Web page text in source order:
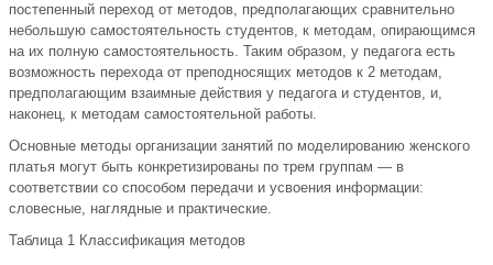
постепенный переход от методов, предполагающих сравнительно
небольшую самостоятельность студентов, к методам, опирающимся
на их полную самостоятельность. Таким образом, у педагога есть
возможность перехода от преподносящих методов к 2 методам,
предполагающим взаимные действия у педагога и студентов, и,
наконец, к методам самостоятельной работы.
Основные методы организации занятий по моделированию женского
платья могут быть конкретизированы по трем группам — в
соответствии со способом передачи и усвоения информации:
словесные, наглядные и практические.
Таблица 1 Классификация методов